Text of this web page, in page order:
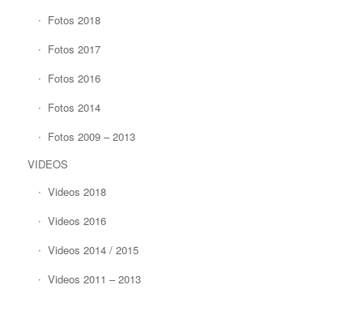
Fotos 2018
Fotos 2017
Fotos 2016
Fotos 2014
Fotos 2009 – 2013
VIDEOS
Videos 2018
Videos 2016
Videos 2014 / 2015
Videos 2011 – 2013